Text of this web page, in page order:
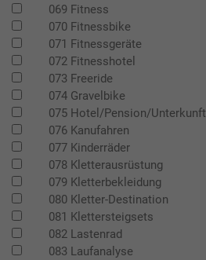
069 Fitness
070 Fitnessbike
071 Fitnessgeräte
072 Fitnesshotel
073 Freeride
074 Gravelbike
075 Hotel/Pension/Unterkunft
076 Kanufahren
077 Kinderräder
078 Kletterausrüstung
079 Kletterbekleidung
080 Kletter-Destination
081 Klettersteigsets
082 Lastenrad
083 Laufanalyse